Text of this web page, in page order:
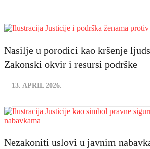
Nasilje u porodici kao kršenje
Zakonski okvir i resursi podrške
13. APRIL 2026.
Nezakoniti uslovi u javnim